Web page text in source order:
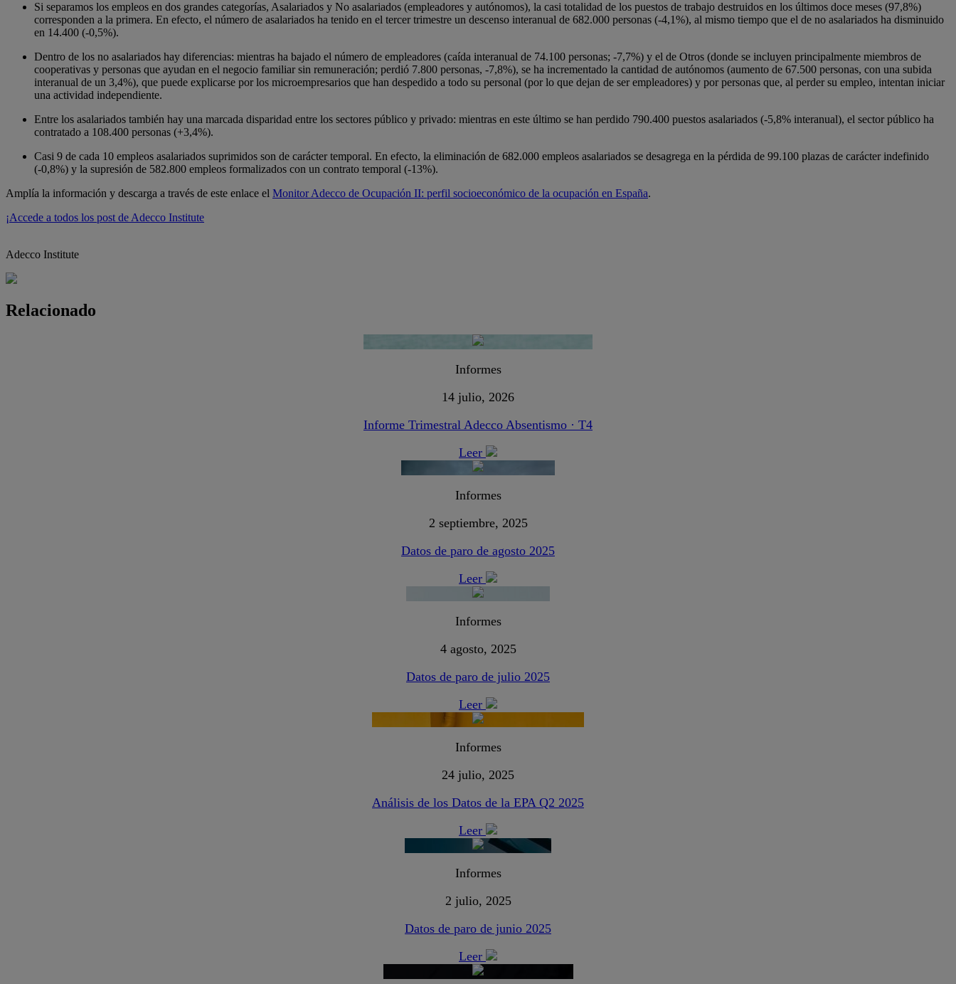
Si separamos los empleos en dos grandes categorías, Asalariados y No asalariados (empleadores y autónomos), la casi totalidad de los puestos de trabajo destruidos en los últimos doce meses (97,8%)
corresponden a la primera. En efecto, el número de asalariados ha tenido en el tercer trimestre un descenso interanual de 682.000 personas (-4,1%), al mismo tiempo que el de no asalariados ha disminuido
en 14.400 (-0,5%).
Dentro de los no asalariados hay diferencias: mientras ha bajado el número de empleadores (caída interanual de 74.100 personas; -7,7%) y el de Otros (donde se incluyen principalmente miembros de
cooperativas y personas que ayudan en el negocio familiar sin remuneración; perdió 7.800 personas, -7,8%), se ha incrementado la cantidad de autónomos (aumento de 67.500 personas, con una subida
interanual de un 3,4%), que puede explicarse por los microempresarios que han despedido a todo su personal (por lo que dejan de ser empleadores) y por personas que, al perder su empleo, intentan iniciar
una actividad independiente.
Entre los asalariados también hay una marcada disparidad entre los sectores público y privado: mientras en este último se han perdido 790.400 puestos asalariados (-5,8% interanual), el sector público ha
contratado a 108.400 personas (+3,4%).
Casi 9 de cada 10 empleos asalariados suprimidos son de carácter temporal. En efecto, la eliminación de 682.000 empleos asalariados se desagrega en la pérdida de 99.100 plazas de carácter indefinido
(-0,8%) y la supresión de 582.800 empleos formalizados con un contrato temporal (-13%).
Amplía la información y descarga a través de este enlace el Monitor Adecco de Ocupación II: perfil socioeconómico de la ocupación en España.
¡Accede a todos los post de Adecco Institute
Adecco Institute
Relacionado
Informes
14 julio, 2026
Informe Trimestral Adecco Absentismo · T4
Leer
Informes
2 septiembre, 2025
Datos de paro de agosto 2025
Leer
Informes
4 agosto, 2025
Datos de paro de julio 2025
Leer
Informes
24 julio, 2025
Análisis de los Datos de la EPA Q2 2025
Leer
Informes
2 julio, 2025
Datos de paro de junio 2025
Leer